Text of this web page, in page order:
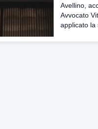
Avellino,
Avvocato
applicato la